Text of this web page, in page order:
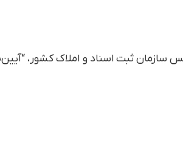
سازمان ثبت اسناد و املاک کشور،